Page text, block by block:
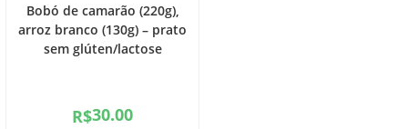
Bobó de camarão (220g),
arroz branco (130g) – prato
sem glúten/lactose
R$30.00